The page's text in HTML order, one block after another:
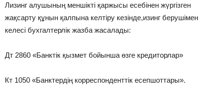
Лизинг алушының меншікті қаржысы есебінен жүргізген
жақсарту құнын қалпына келтіру кезінде,изинг берушімен
келесі бухгалтерлік жазба жасалады:
Дт 2860 «Банктік қызмет бойынша өзге кредиторлар»
Кт 1050 «Банктердің корреспонденттік есепшоттары».